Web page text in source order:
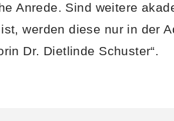
Anrede. Sind weitere
werden diese nur in der
Dr. Dietlinde Schuster“.